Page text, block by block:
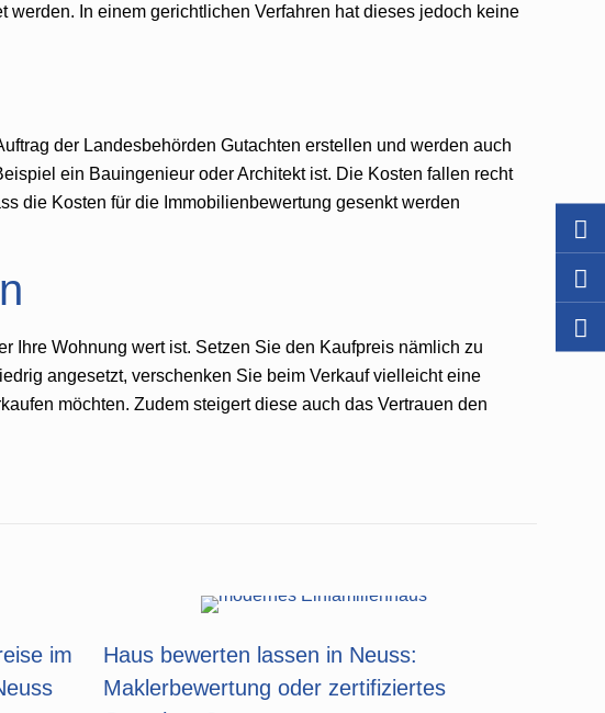
In einem gerichtlichen Verfahren hat dieses jedoch keine
der Landesbehörden Gutachten erstellen und werden auch
ein Bauingenieur oder Architekt ist. Die Kosten fallen recht
die Kosten für die Immobilienbewertung gesenkt werden
Ihre Wohnung wert ist. Setzen Sie den Kaufpreis nämlich zu
angesetzt, verschenken Sie beim Verkauf vielleicht eine
möchten. Zudem steigert diese auch das Vertrauen den
im
Haus bewerten lassen in Neuss:
Maklerbewertung oder zertifiziertes